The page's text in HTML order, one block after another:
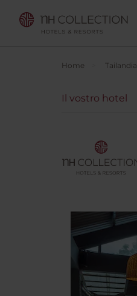
Home Tailandia
Il vostro hotel